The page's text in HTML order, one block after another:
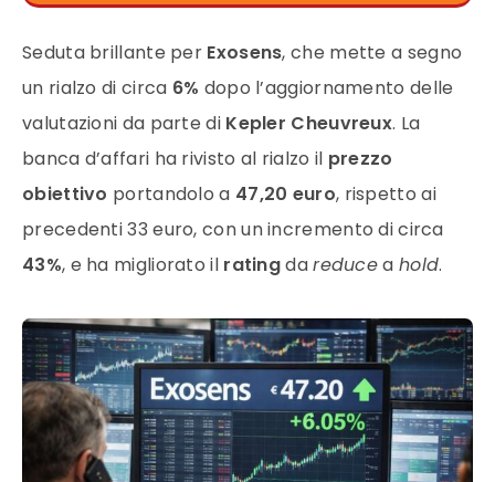
Seduta brillante per Exosens, che mette a segno
un rialzo di circa 6% dopo l’aggiornamento delle
valutazioni da parte di Kepler Cheuvreux. La
banca d’affari ha rivisto al rialzo il prezzo
obiettivo portandolo a 47,20 euro, rispetto ai
precedenti 33 euro, con un incremento di circa
43%, e ha migliorato il ratingdareducea hold.